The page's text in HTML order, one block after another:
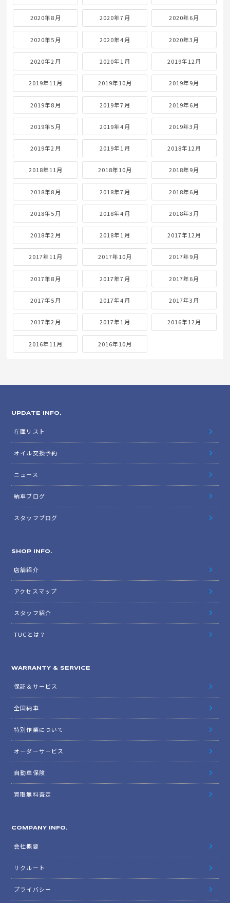
2020年8月 2020年7月 2020年6月
2020年5月 2020年4月 2020年3月
2020年2月 2020年1月 2019年12月
2019年11月 2019年10月 2019年9月
2019年8月 2019年7月 2019年6月
2019年5月 2019年4月 2019年3月
2019年2月 2019年1月 2018年12月
2018年11月 2018年10月 2018年9月
2018年8月 2018年7月 2018年6月
2018年5月 2018年4月 2018年3月
2018年2月 2018年1月 2017年12月
2017年11月 2017年10月 2017年9月
2017年8月 2017年7月 2017年6月
2017年5月 2017年4月 2017年3月
2017年2月 2017年1月 2016年12月
2016年11月 2016年10月
UPDATE INFO.
在庫リスト
オイル交換予約
ニュース
納車ブログ
スタッフブログ
SHOP INFO.
店舗紹介
アクセスマップ
スタッフ紹介
TUCとは？
WARRANTY & SERVICE
保証＆サービス
全国納車
特別作業について
オーダーサービス
自動車保険
買取無料査定
COMPANY INFO.
会社概要
リクルート
プライバシー